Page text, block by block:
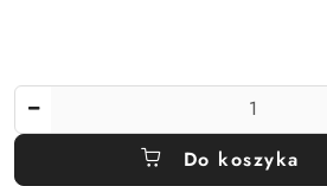
Do koszyka